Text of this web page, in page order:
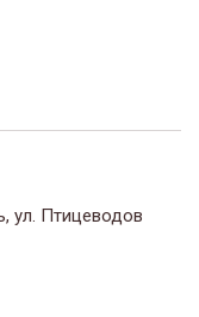
ул. Птицеводов